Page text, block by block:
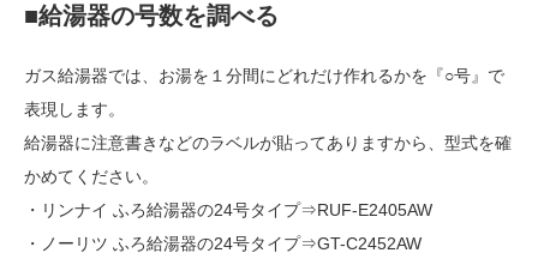
■給湯器の号数を調べる
ガス給湯器では、お湯を１分間にどれだけ作れるかを『○号』で
表現します。
給湯器に注意書きなどのラベルが貼ってありますから、型式を確
かめてください。
・リンナイ ふろ給湯器の24号タイプ⇒RUF-E2405AW
・ノーリツ ふろ給湯器の24号タイプ⇒GT-C2452AW